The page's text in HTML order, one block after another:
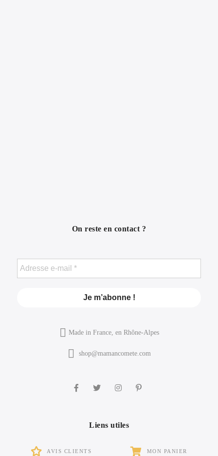
On reste en contact ?
Made in France, en Rhône-Alpes
shop@mamancomete.com
Liens utiles
AVIS CLIENTS MON PANIER